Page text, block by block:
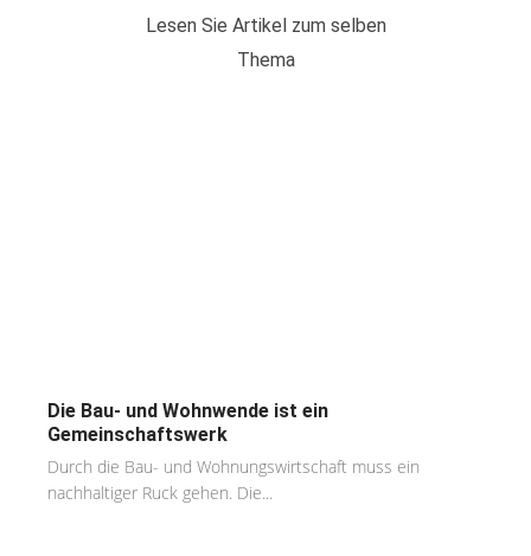
Lesen Sie Artikel zum selben
Thema
Die Bau- und Wohnwende ist ein
Gemeinschaftswerk
Durch die Bau- und Wohnungswirtschaft muss ein
nachhaltiger Ruck gehen. Die...